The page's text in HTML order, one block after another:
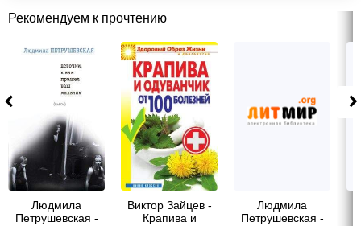
Рекомендуем к прочтению
Людмила
Петрушевская -
Виктор Зайцев -
Крапива и
Людмила
Петрушевская -